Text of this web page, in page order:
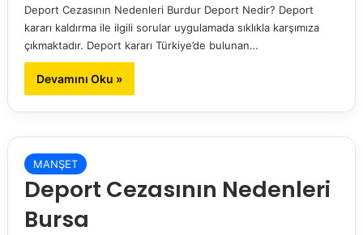
Deport Cezasının Nedenleri Burdur Deport Nedir? Deport
kararı kaldırma ile ilgili sorular uygulamada sıklıkla karşımıza
çıkmaktadır. Deport kararı Türkiye’de bulunan…
Devamını Oku »
MANŞET
Deport Cezasının Nedenleri
Bursa